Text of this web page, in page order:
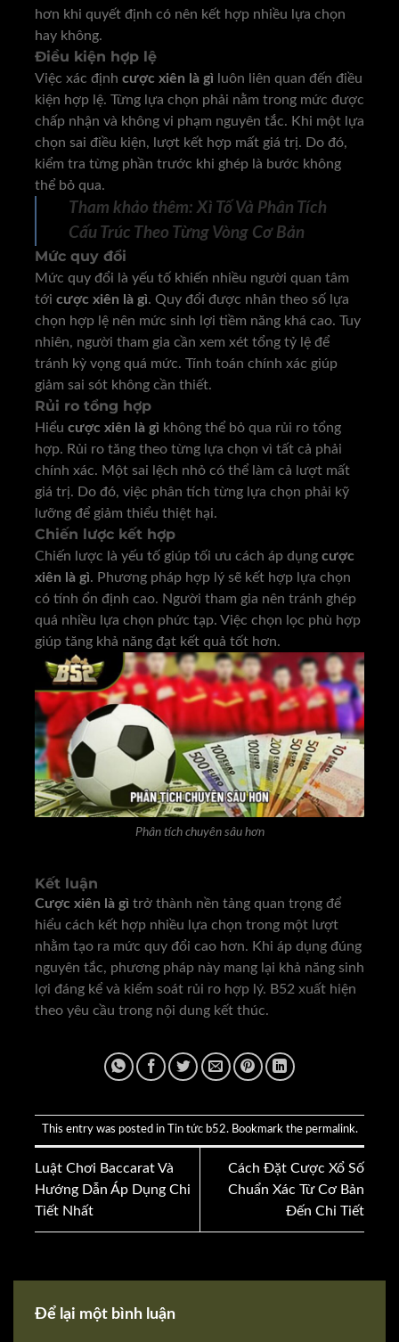
hơn khi quyết định có nên kết hợp nhiều lựa chọn
hay không.
Điều kiện hợp lệ
Việc xác định cược xiên là gì luôn liên quan đến điều
kiện hợp lệ. Từng lựa chọn phải nằm trong mức được
chấp nhận và không vi phạm nguyên tắc. Khi một lựa
chọn sai điều kiện, lượt kết hợp mất giá trị. Do đó,
kiểm tra từng phần trước khi ghép là bước không
thể bỏ qua.
Tham khảo thêm: Xì Tố Và Phân Tích
Cấu Trúc Theo Từng Vòng Cơ Bản
Mức quy đổi
Mức quy đổi là yếu tố khiến nhiều người quan tâm
tới cược xiên là gì. Quy đổi được nhân theo số lựa
chọn hợp lệ nên mức sinh lợi tiềm năng khá cao. Tuy
nhiên, người tham gia cần xem xét tổng tỷ lệ để
tránh kỳ vọng quá mức. Tính toán chính xác giúp
giảm sai sót không cần thiết.
Rủi ro tổng hợp
Hiểu cược xiên là gì không thể bỏ qua rủi ro tổng
hợp. Rủi ro tăng theo từng lựa chọn vì tất cả phải
chính xác. Một sai lệch nhỏ có thể làm cả lượt mất
giá trị. Do đó, việc phân tích từng lựa chọn phải kỹ
lưỡng để giảm thiểu thiệt hại.
Chiến lược kết hợp
Chiến lược là yếu tố giúp tối ưu cách áp dụng cược
xiên là gì. Phương pháp hợp lý sẽ kết hợp lựa chọn
có tính ổn định cao. Người tham gia nên tránh ghép
quá nhiều lựa chọn phức tạp. Việc chọn lọc phù hợp
giúp tăng khả năng đạt kết quả tốt hơn.
Phân tích chuyên sâu hơn
Kết luận
Cược xiên là gì trở thành nền tảng quan trọng để
hiểu cách kết hợp nhiều lựa chọn trong một lượt
nhằm tạo ra mức quy đổi cao hơn. Khi áp dụng đúng
nguyên tắc, phương pháp này mang lại khả năng sinh
lợi đáng kể và kiểm soát rủi ro hợp lý. B52 xuất hiện
theo yêu cầu trong nội dung kết thúc.
This entry was posted in Tin tức b52. Bookmark the permalink.
Luật Chơi Baccarat Và
Hướng Dẫn Áp Dụng Chi
Tiết Nhất
Cách Đặt Cược Xổ Số
Chuẩn Xác Từ Cơ Bản
Đến Chi Tiết
Để lại một bình luận